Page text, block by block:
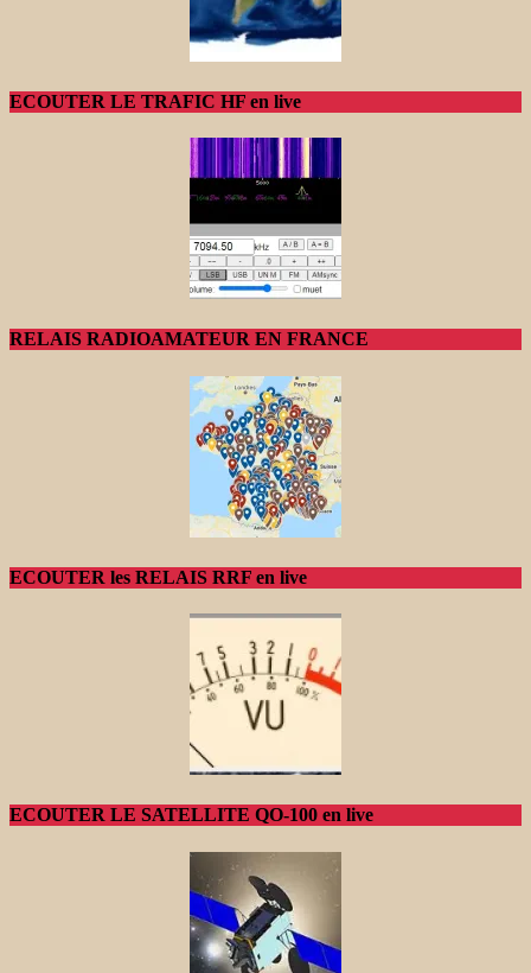
ECOUTER LE TRAFIC HF en live
RELAIS RADIOAMATEUR EN FRANCE
ECOUTER les RELAIS RRF en live
ECOUTER LE SATELLITE QO-100 en live